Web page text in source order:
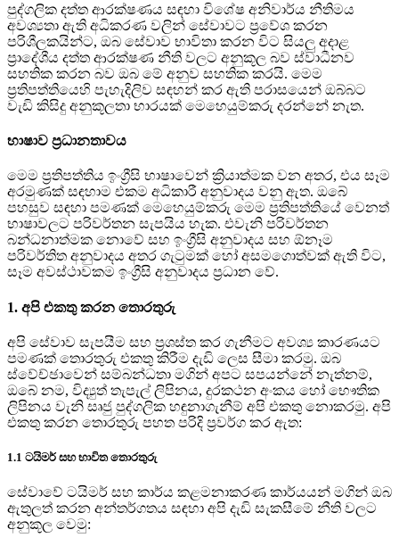
පුද්ගලික දත්ත ආරක්ෂණය සඳහා විශේෂ අනිවාර්ය නීතිමය
අවශ්‍යතා ඇති අධිකරණ වලින් සේවාවට ප්‍රවේශ කරන
පරිශීලකයින්ට, ඔබ සේවාව භාවිතා කරන විට සියලු අදාළ
ප්‍රාදේශීය දත්ත ආරක්ෂණ නීති වලට අනුකූල බව ස්වාධීනව
සහතික කරන බව ඔබ මේ අනුව සහතික කරයි. මෙම
ප්‍රතිපත්තියෙහි පැහැදිලිව සඳහන් කර ඇති පරාසයෙන් ඔබ්බට
වැඩි කිසිදු අනුකූලතා භාරයක් මෙහෙයුම්කරු දරන්නේ නැත.
භාෂාව ප්‍රධානතාවය
මෙම ප්‍රතිපත්තිය ඉංග්‍රීසි භාෂාවෙන් ක්‍රියාත්මක වන අතර, එය සෑම
අරමුණක් සඳහාම එකම අධිකාරී අනුවාදය වනු ඇත. ඔබේ
පහසුව සඳහා පමණක් මෙහෙයුම්කරු මෙම ප්‍රතිපත්තියේ වෙනත්
භාෂාවලට පරිවර්තන සැපයිය හැක. එවැනි පරිවර්තන
බන්ධනාත්මක නොවේ සහ ඉංග්‍රීසි අනුවාදය සහ ඕනෑම
පරිවර්තිත අනුවාදය අතර ගැටුමක් හෝ අසමගොත්වක් ඇති විට,
සෑම අවස්ථාවකම ඉංග්‍රීසි අනුවාදය ප්‍රධාන වේ.
1. අපි එකතු කරන තොරතුරු
අපි සේවාව සැපයීම සහ ප්‍රශස්ත කර ගැනීමට අවශ්‍ය කාරණයට
පමණක් තොරතුරු එකතු කිරීම දැඩි ලෙස සීමා කරමු. ඔබ
ස්වේච්ඡාවෙන් සම්බන්ධතා මගින් අපට සපයන්නේ නැත්නම්,
ඔබේ නම, විද්‍යුත් තැපැල් ලිපිනය, දුරකථන අංකය හෝ භෞතික
ලිපිනය වැනි සෘජු පුද්ගලික හඳුනාගැනීම් අපි එකතු නොකරමු. අපි
එකතු කරන තොරතුරු පහත පරිදි ප්‍රවර්ග කර ඇත:
1.1 ටයිමර් සහ භාවිත තොරතුරු
සේවාවේ ටයිමර් සහ කාර්ය කළමනාකරණ කාර්යයන් මගින් ඔබ
ඇතුලත් කරන අන්තර්ගතය සඳහා අපි දැඩි සැකසීමේ නීති වලට
අනුකූල වෙමු: